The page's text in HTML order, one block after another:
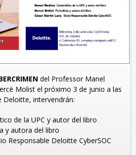
del Professor Manel
Molist el próximo 3 de junio a las
Deloitte, intervendrán:
de la UPC y autor del libro
y autora del libro
Responsable Deloitte CyberSOC